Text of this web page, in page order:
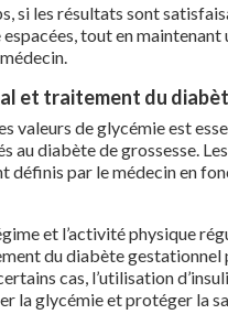
si les résultats sont
tout en maintenant
et traitement du
valeurs de glycémie est
au diabète de grossesse.
définis par le médecin en
et l’activité physique
du diabète gestationnel
cas, l’utilisation
la glycémie et protéger la